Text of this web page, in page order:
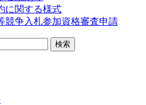
に関する様式
競争入札参加資格審査申請